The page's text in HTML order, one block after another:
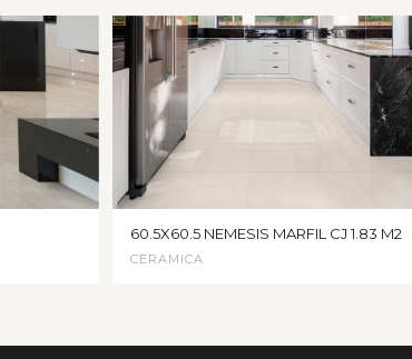
60.5X60.5 NEMESIS MARFIL CJ 1.83 M2
CERAMICA